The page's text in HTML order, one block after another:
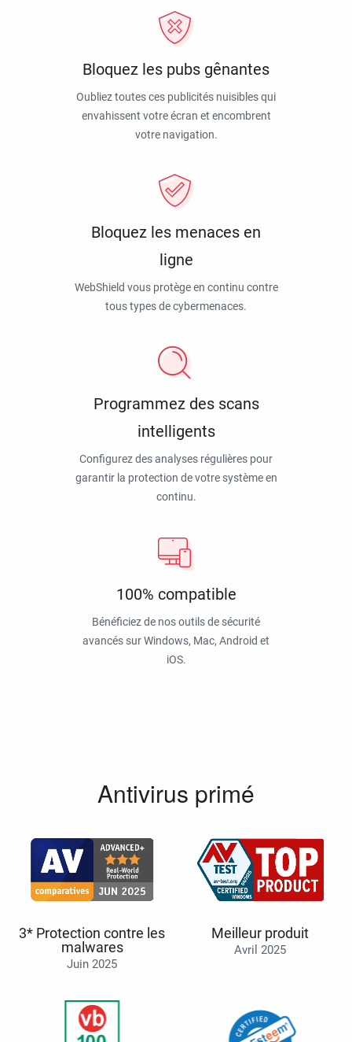
Bloquez les pubs gênantes
Oubliez toutes ces publicités nuisibles qui
envahissent votre écran et encombrent
votre navigation.
Bloquez les menaces en
ligne
WebShield vous protège en continu contre
tous types de cybermenaces.
Programmez des scans
intelligents
Configurez des analyses régulières pour
garantir la protection de votre système en
continu.
100% compatible
Bénéficiez de nos outils de sécurité
avancés sur Windows, Mac, Android et
iOS.
Antivirus primé
3* Protection contre les
malwares
Juin 2025
Meilleur produit
Avril 2025